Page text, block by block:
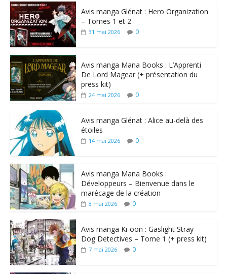
Avis manga Glénat : Hero Organization
– Tomes 1 et 2
31 mai 2026 0
Avis manga Mana Books : L’Apprenti
De Lord Magear (+ présentation du
press kit)
24 mai 2026 0
Avis manga Glénat : Alice au-delà des
étoiles
14 mai 2026 0
Avis manga Mana Books :
Développeurs – Bienvenue dans le
marécage de la création
8 mai 2026 0
Avis manga Ki-oon : Gaslight Stray
Dog Detectives – Tome 1 (+ press kit)
7 mai 2026 0